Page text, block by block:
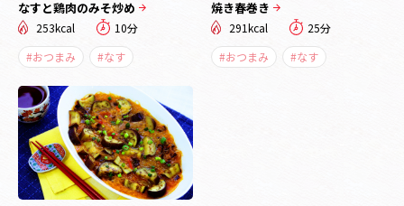
なすと鶏肉のみそ炒め
253kcal
10分
#おつまみ
#なす
焼き春巻き
291kcal
25分
#おつまみ
#なす